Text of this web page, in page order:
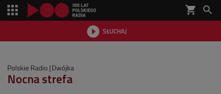
shopping_cart 
 SŁUCHAJ

Polskie Radio Dwójka
Nocna strefa